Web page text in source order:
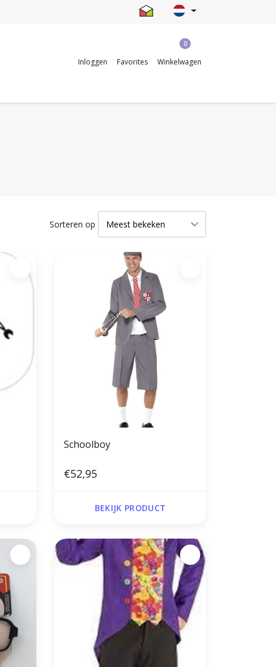
Inloggen Favorites
0
Winkelwagen
Sorteren op
Schoolboy
€52,95
BEKIJK PRODUCT